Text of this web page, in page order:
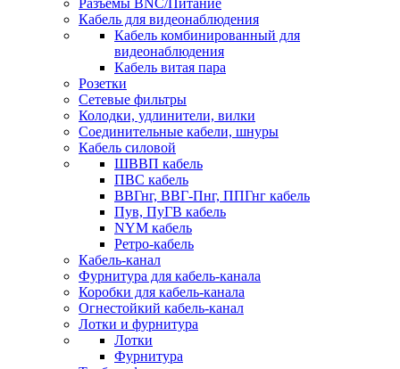
Разъёмы BNC/Питание
Кабель для видеонаблюдения
Кабель комбинированный для
видеонаблюдения
Кабель витая пара
Розетки
Сетевые фильтры
Колодки, удлинители, вилки
Соединительные кабели, шнуры
Кабель силовой
ШВВП кабель
ПВС кабель
ВВГнг, ВВГ-Пнг, ППГнг кабель
Пув, ПуГВ кабель
NYM кабель
Ретро-кабель
Кабель-канал
Фурнитура для кабель-канала
Коробки для кабель-канала
Огнестойкий кабель-канал
Лотки и фурнитура
Лотки
Фурнитура